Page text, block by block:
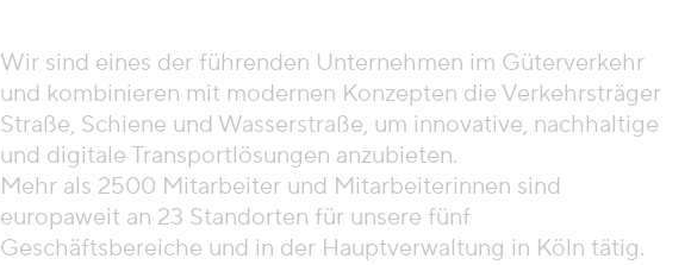
Wir sind eines der führenden Unternehmen im Güterverkehr
und kombinieren mit modernen Konzepten die Verkehrsträger
Straße, Schiene und Wasserstraße, um innovative, nachhaltige
und digitale Transportlösungen anzubieten.
Mehr als 2500 Mitarbeiter und Mitarbeiterinnen sind
europaweit an 23 Standorten für unsere fünf
Geschäftsbereiche und in der Hauptverwaltung in Köln tätig.